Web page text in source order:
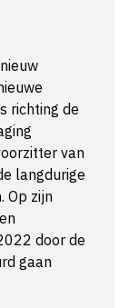
richting de
van
langdurige
Op zijn
door de
gaan